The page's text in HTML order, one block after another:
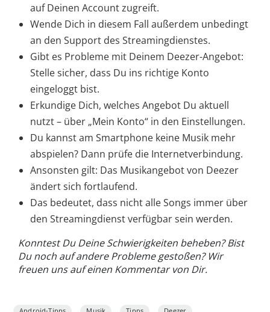
auf Deinen Account zugreift.
Wende Dich in diesem Fall außerdem unbedingt
an den Support des Streamingdienstes.
Gibt es Probleme mit Deinem Deezer-Angebot:
Stelle sicher, dass Du ins richtige Konto
eingeloggt bist.
Erkundige Dich, welches Angebot Du aktuell
nutzt – über „Mein Konto“ in den Einstellungen.
Du kannst am Smartphone keine Musik mehr
abspielen? Dann prüfe die Internetverbindung.
Ansonsten gilt: Das Musikangebot von Deezer
ändert sich fortlaufend.
Das bedeutet, dass nicht alle Songs immer über
den Streamingdienst verfügbar sein werden.
Konntest Du Deine Schwierigkeiten beheben? Bist
Du noch auf andere Probleme gestoßen? Wir
freuen uns auf einen Kommentar von Dir.